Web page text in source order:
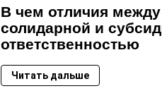
В чем отличия между
солидарной и
ответственностью
Читать дальше